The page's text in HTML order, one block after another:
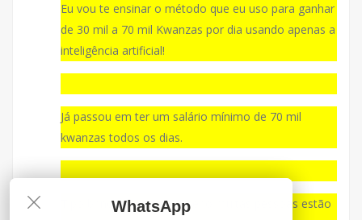
Eu vou te ensinar o método que eu uso para ganhar
de 30 mil a 70 mil Kwanzas por dia usando apenas a
inteligência artificial!
Já passou em ter um salário mínimo de 70 mil
kwanzas todos os dias.
Tipo brincadeira, mas é sério muitas pessoas estão
WhatsApp